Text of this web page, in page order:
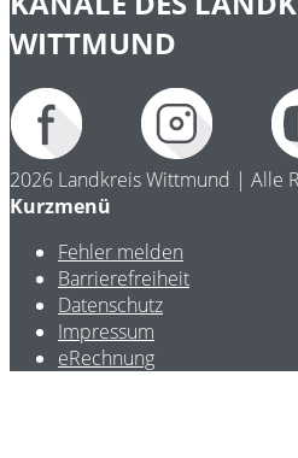
WITTMUND
2026 Landkreis Wittmund | Alle
Kurzmenü
Fehler melden
Barrierefreiheit
Datenschutz
Impressum
eRechnung